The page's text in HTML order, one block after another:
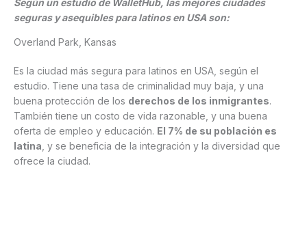
Según un estudio de WalletHub, las mejores ciudades
seguras y asequibles para latinos en USA son:
Overland Park, Kansas
Es la ciudad más segura para latinos en USA, según el
estudio. Tiene una tasa de criminalidad muy baja, y una
buena protección de los derechos de los inmigrantes.
También tiene un costo de vida razonable, y una buena
oferta de empleo y educación. El 7% de su población es
latina , y se beneficia de la integración y la diversidad que
ofrece la ciudad.